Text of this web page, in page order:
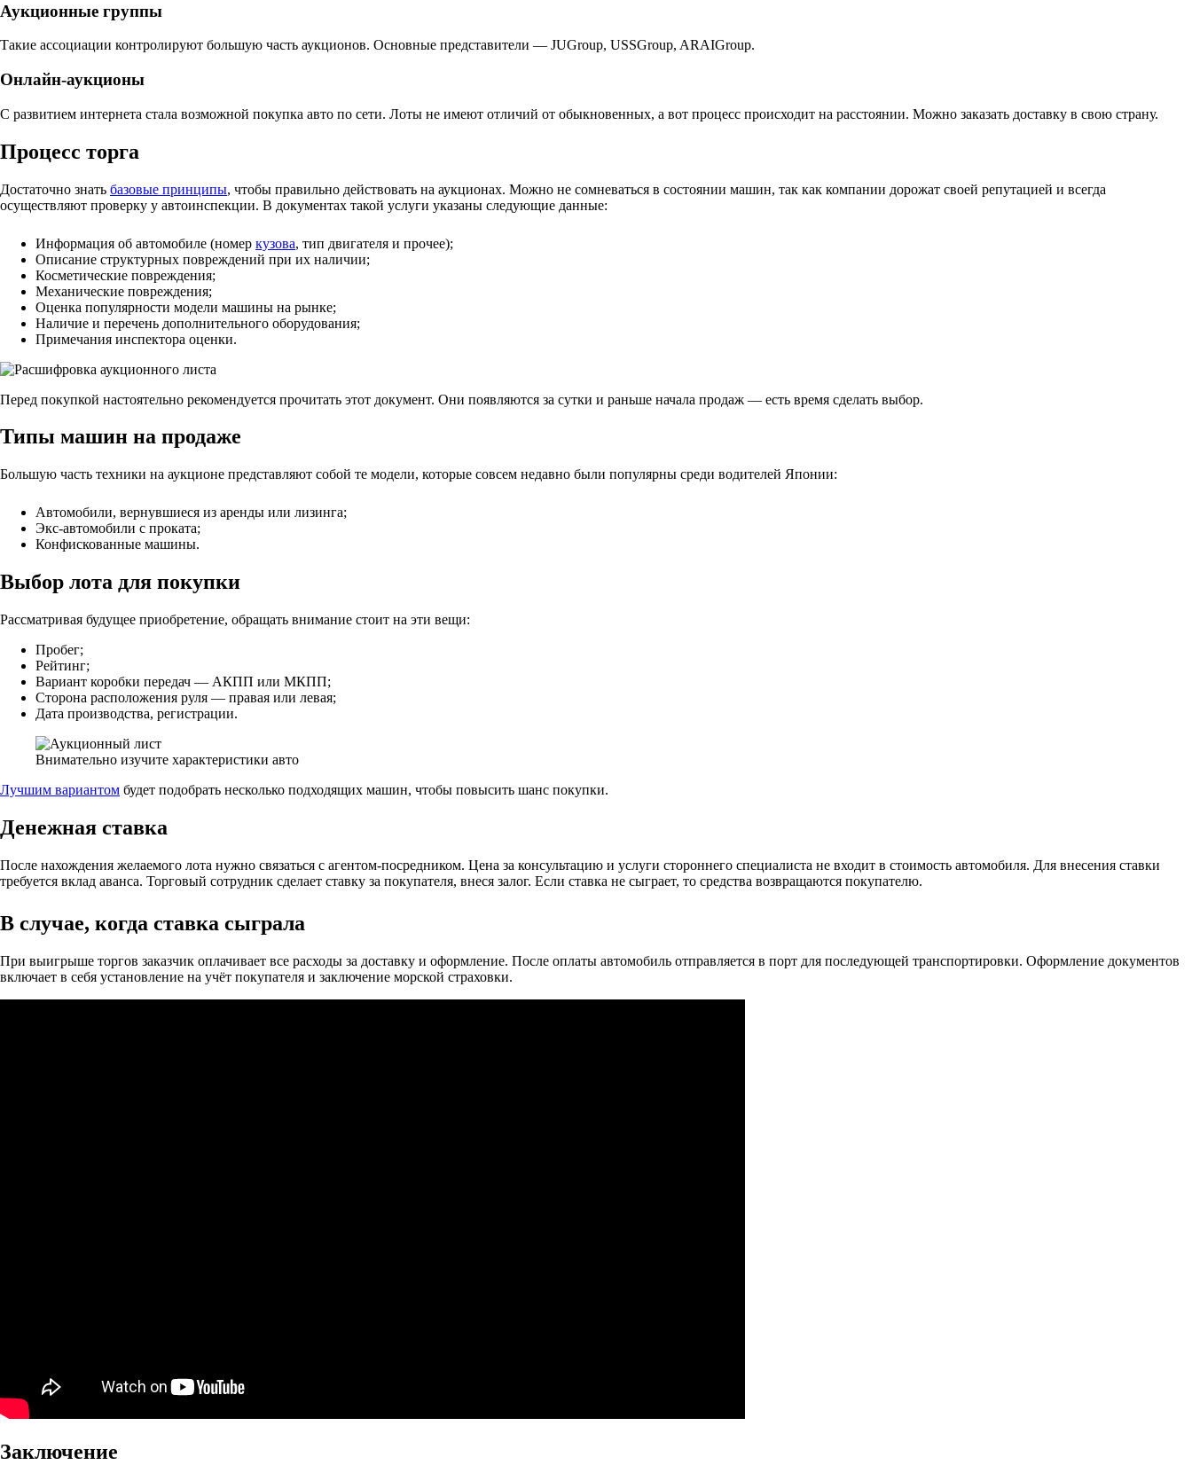
Аукционные группы
Такие ассоциации контролируют большую часть аукционов. Основные представители — JUGroup, USSGroup, ARAIGroup.
Онлайн-аукционы
С развитием интернета стала возможной покупка авто по сети. Лоты не имеют отличий от обыкновенных, а вот процесс происходит на расстоянии. Можно заказать доставку в свою страну.
Процесс торга
Достаточно знать базовые принципы, чтобы правильно действовать на аукционах. Можно не сомневаться в состоянии машин, так как компании дорожат своей репутацией и всегда
осуществляют проверку у автоинспекции. В документах такой услуги указаны следующие данные:
Информация об автомобиле (номер кузова, тип двигателя и прочее);
Описание структурных повреждений при их наличии;
Косметические повреждения;
Механические повреждения;
Оценка популярности модели машины на рынке;
Наличие и перечень дополнительного оборудования;
Примечания инспектора оценки.
Перед покупкой настоятельно рекомендуется прочитать этот документ. Они появляются за сутки и раньше начала продаж — есть время сделать выбор.
Типы машин на продаже
Большую часть техники на аукционе представляют собой те модели, которые совсем недавно были популярны среди водителей Японии:
Автомобили, вернувшиеся из аренды или лизинга;
Экс-автомобили с проката;
Конфискованные машины.
Выбор лота для покупки
Рассматривая будущее приобретение, обращать внимание стоит на эти вещи:
Пробег;
Рейтинг;
Вариант коробки передач — АКПП или МКПП;
Сторона расположения руля — правая или левая;
Дата производства, регистрации.
Внимательно изучите характеристики авто
Лучшим вариантом будет подобрать несколько подходящих машин, чтобы повысить шанс покупки.
Денежная ставка
После нахождения желаемого лота нужно связаться с агентом-посредником. Цена за консультацию и услуги стороннего специалиста не входит в стоимость автомобиля. Для внесения ставки
требуется вклад аванса. Торговый сотрудник сделает ставку за покупателя, внеся залог. Если ставка не сыграет, то средства возвращаются покупателю.
В случае, когда ставка сыграла
При выигрыше торгов заказчик оплачивает все расходы за доставку и оформление. После оплаты автомобиль отправляется в порт для последующей транспортировки. Оформление документов
включает в себя установление на учёт покупателя и заключение морской страховки.
Заключение